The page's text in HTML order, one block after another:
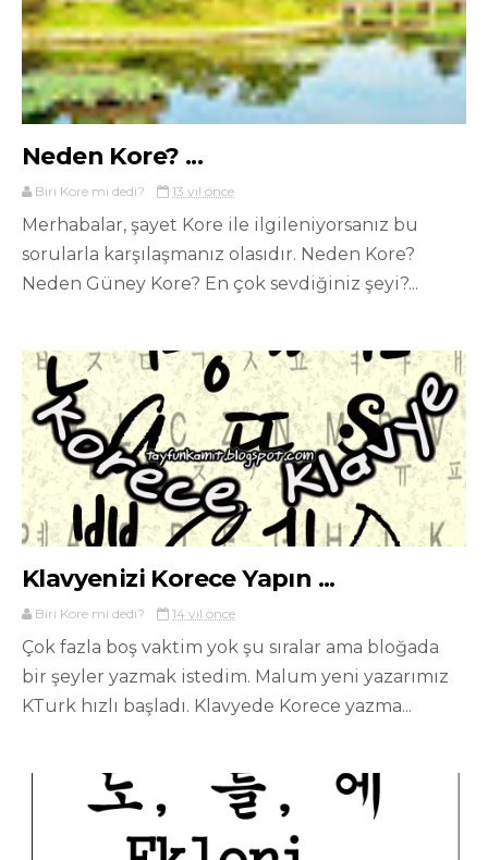
Neden Kore? ...
Biri Kore mi dedi? 13 yıl önce
Merhabalar, şayet Kore ile ilgileniyorsanız bu
sorularla karşılaşmanız olasıdır. Neden Kore?
Neden Güney Kore? En çok sevdiğiniz şeyi?...
Klavyenizi Korece Yapın ...
Biri Kore mi dedi? 14 yıl önce
Çok fazla boş vaktim yok şu sıralar ama bloğada
bir şeyler yazmak istedim. Malum yeni yazarımız
KTurk hızlı başladı. Klavyede Korece yazma...